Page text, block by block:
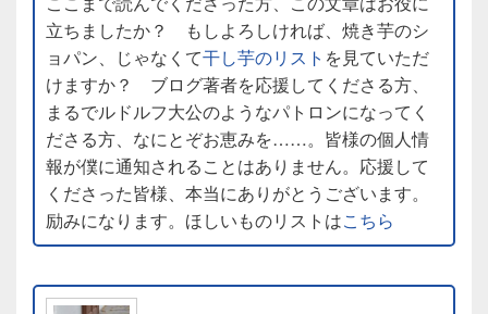
立ちましたか？ もしよろしければ、焼き芋のシ
ョパン、じゃなくて干し芋のリスト を見ていただ
けますか？ ブログ著者を応援してくださる方、
まるでルドルフ大公のようなパトロンになってく
ださる方、なにとぞお恵みを……。皆様の個人情
報が僕に通知されることはありません。応援して
くださった皆様、本当にありがとうございます。
励みになります。ほしいものリストはこちら